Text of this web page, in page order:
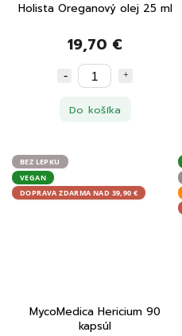
Holista Oreganový olej 25 ml
19,70 €
Do košíka
BEZ LEPKU
VEGAN
DOPRAVA ZDARMA NAD 39,90 €
MycoMedica Hericium 90
kapsúl